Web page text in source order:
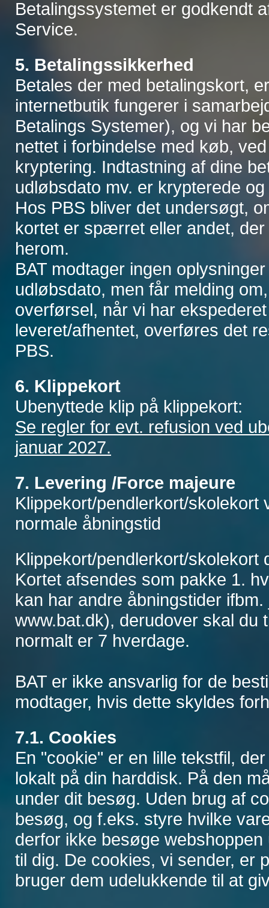
Betalingssystemet er godkendt
Service.
5. Betalingssikkerhed
Betales der med betalingskort,
internetbutik fungerer i
Betalings Systemer), og vi har
nettet i forbindelse med køb,
kryptering. Indtastning af dine
udløbsdato mv. er krypterede
Hos PBS bliver det undersøgt,
kortet er spærret eller andet,
herom.
BAT modtager ingen
udløbsdato, men får melding
overførsel, når vi har
leveret/afhentet, overføres det
PBS.
6. Klippekort
Ubenyttede klip på klippekort:
Se regler for evt. refusion ved
januar 2027.
7. Levering /Force majeure
Klippekort/pendlerkort/skolekort
normale åbningstid
Klippekort/pendlerkort/
Kortet afsendes som pakke 1.
kan har andre åbningstider
www.bat.dk), derudover skal
normalt er 7 hverdage.
BAT er ikke ansvarlig for de
modtager, hvis dette skyldes
7.1. Cookies
En "cookie" er en lille tekstfil,
lokalt på din harddisk. På den
under dit besøg. Uden brug af
besøg, og f.eks. styre hvilke
derfor ikke besøge
til dig. De cookies, vi sender, er
bruger dem udelukkende til at